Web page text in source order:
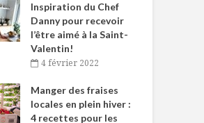
Inspiration du Chef
Danny pour recevoir
l’être aimé à la Saint-
Valentin!
4 février 2022
Manger des fraises
locales en plein hiver :
4 recettes pour les